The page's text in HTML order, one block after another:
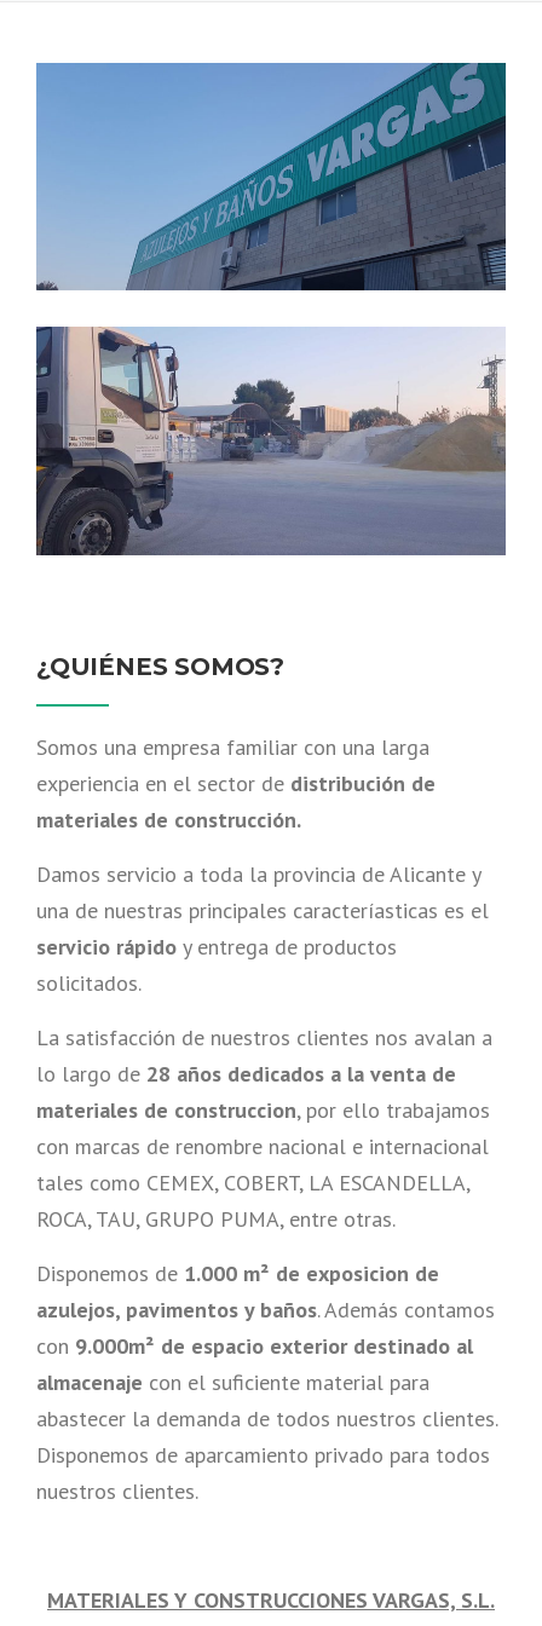
¿QUIÉNES SOMOS?
Somos una empresa familiar con una larga
experiencia en el sector de distribución de
materiales de construcción.
Damos servicio a toda la provincia de Alicante y
una de nuestras principales caracteríasticas es el
servicio rápido y entrega de productos
solicitados.
La satisfacción de nuestros clientes nos avalan a
lo largo de 28 años dedicados a la venta de
materiales de construccion, por ello trabajamos
con marcas de renombre nacional e internacional
tales como CEMEX, COBERT, LA ESCANDELLA,
ROCA, TAU, GRUPO PUMA, entre otras.
Disponemos de 1.000 m² de exposicion de
azulejos, pavimentos y baños. Además contamos
con 9.000m² de espacio exterior destinado al
almacenaje con el suficiente material para
abastecer la demanda de todos nuestros clientes.
Disponemos de aparcamiento privado para todos
nuestros clientes.
MATERIALES Y CONSTRUCCIONES VARGAS, S.L.